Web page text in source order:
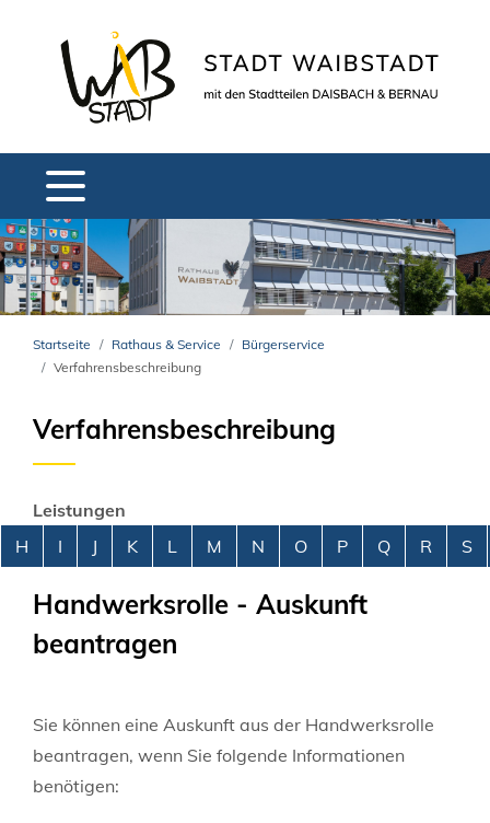
Startseite Rathaus & Service
Bürgerservice
Verfahrensbeschreibung
Verfahrensbeschreibung
Leistungen
Alphabetisches Register überspringen
H I J K L M N O P Q R S
Handwerksrolle - Auskunft
beantragen
Sie können eine Auskunft aus der Handwerksrolle
beantragen, wenn Sie folgende Informationen
benötigen: